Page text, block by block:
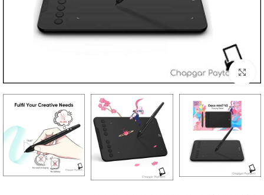
Click to enlarge